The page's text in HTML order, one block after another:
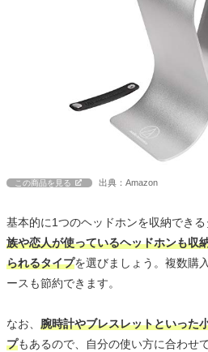
この商品を見る 出典：Amazon
基本的に1つのヘッドホンを収納できる
族や恋人が使っているヘッドホンも収
られるタイプを選びましょう。複数購
ースも節約できます。
なお、 腕時計やブレスレットといった
プもあるので、自分の使い方に合わせ